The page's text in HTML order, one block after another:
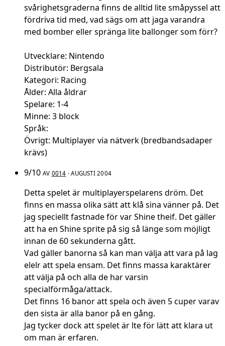
svårighetsgraderna finns de alltid lite småpyssel att
fördriva tid med, vad sägs om att jaga varandra
med bomber eller spränga lite ballonger som förr?
Utvecklare: Nintendo
Distributör: Bergsala
Kategori: Racing
Ålder: Alla åldrar
Spelare: 1-4
Minne: 3 block
Språk:
Övrigt: Multiplayer via nätverk (bredbandsadaper
krävs)
9/10 AV 0014 · AUGUSTI 2004
Detta spelet är multiplayerspelarens dröm. Det
finns en massa olika sätt att klå sina vänner på. Det
jag speciellt fastnade för var Shine theif. Det gäller
att ha en Shine sprite på sig så länge som möjligt
innan de 60 sekunderna gått.
Vad gäller banorna så kan man välja att vara på lag
elelr att spela ensam. Det finns massa karaktärer
att välja på och alla de har varsin
specialförmåga/attack.
Det finns 16 banor att spela och även 5 cuper varav
den sista är alla banor på en gång.
Jag tycker dock att spelet är lte för lätt att klara ut
om man är erfaren.